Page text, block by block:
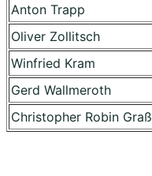
Anton Trapp
Oliver Zollitsch
Winfried Kram
Gerd Wallmeroth
Christopher Robin Graß